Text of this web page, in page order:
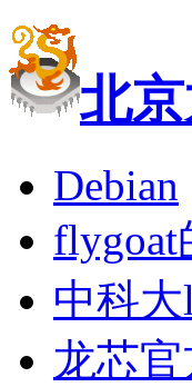
北
Debian
flygoat
中科
龙芯